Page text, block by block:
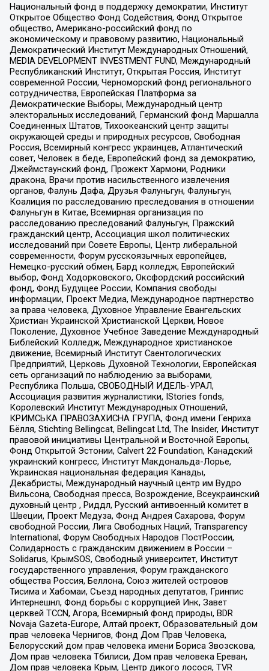
Национальный фонд в поддержку демократии, Институт
Открытое Общество Фонд Содействия, Фонд Открытое
общество, Американо-российский фонд по
экономическому и правовому развитию, Национальный
Демократический Институт Международных Отношений,
MEDIA DEVELOPMENT INVESTMENT FUND, Международный
Республиканский Институт, Открытая Россия, Институт
современной России, Черноморский фонд регионального
сотрудничества, Европейская Платформа за
Демократические Выборы, Международный центр
электоральных исследований, Германский фонд Маршалла
Соединенных Штатов, Тихоокеанский центр защиты
окружающей среды и природных ресурсов, Свободная
Россия, Всемирный конгресс украинцев, Атлантический
совет, Человек в беде, Европейский фонд за демократию,
Джеймстаунский фонд, Прожект Хармони, Родники
дракона, Врачи против насильственного извлечения
органов, Фалунь Дафа, Друзья Фалуньгун, Фалуньгун,
Коалиция по расследованию преследования в отношении
Фалуньгун в Китае, Всемирная организация по
расследованию преследований Фалуньгун, Пражский
гражданский центр, Ассоциация школ политических
исследований при Совете Европы, Центр либеральной
современности, Форум русскоязычных европейцев,
Немецко-русский обмен, Бард колледж, Европейский
выбор, Фонд Ходорковского, Оксфордский российский
фонд, Фонд Будущее России, Компания свободы
информации, Проект Медиа, Международное партнерство
за права человека, Духовное Управление Евангельских
Христиан Украинской Христианской Церкви, Новое
Поколение, Духовное Учебное Заведение Международный
Библейский Колледж, Международное христианское
движение, Всемирный Институт Саентологических
Предприятий, Церковь Духовной Технологии, Европейская
сеть организаций по наблюдению за выборами,
Республика Польша, СВОБОДНЫЙ ИДЕЛЬ-УРАЛ,
Ассоциация развития журналистики, IStories fonds,
Королевский Институт Международных Отношений,
КРИМСЬКА ПРАВОЗАХИСНА ГРУПА, Фонд имени Генриха
Бёлля, Stichting Bellingcat, Bellingcat Ltd, The Insider, Институт
правовой инициативы Центральной и Восточной Европы,
Фонд Открытой Эстонии, Calvert 22 Foundation, Канадский
украинский конгресс, Институт Макдональда-Лорье,
Украинская национальная федерация Канады,
Декабристы, Международный научный центр им Вудро
Вильсона, Свободная пресса, Возрождение, Всеукраинский
духовный центр , Риддл, Русский антивоенный комитет в
Швеции, Проект Медуза, Фонд Андрея Сахарова, Форум
свободной России, Лига Свободных Наций, Transparеncy
International, Форум Свободных Народов ПостРоссии,
Солидарность с гражданским движением в России –
Solidarus, КрымSOS, Свободный университет, Институт
государственного управления, Форум гражданского
общества Россия, Беллона, Союз жителей островов
Тисима и Хабомаи, Съезд народных депутатов, Гринпис
Интернешнл, Фонд борьбы с коррупцией Инк, Завет
церквей TCCN, Агора, Всемирный фонд природы, BDR
Novaja Gazeta-Europe, Алтай проект, Образовательный дом
прав человека Чернигов, Фонд Дом Прав Человека,
Белорусский дом прав человека имени Бориса Звозскова,
Дом прав человека Тбилиси, Дом прав человека Ереван,
Дом прав человека Крым, Центр дикого лосося, TVR